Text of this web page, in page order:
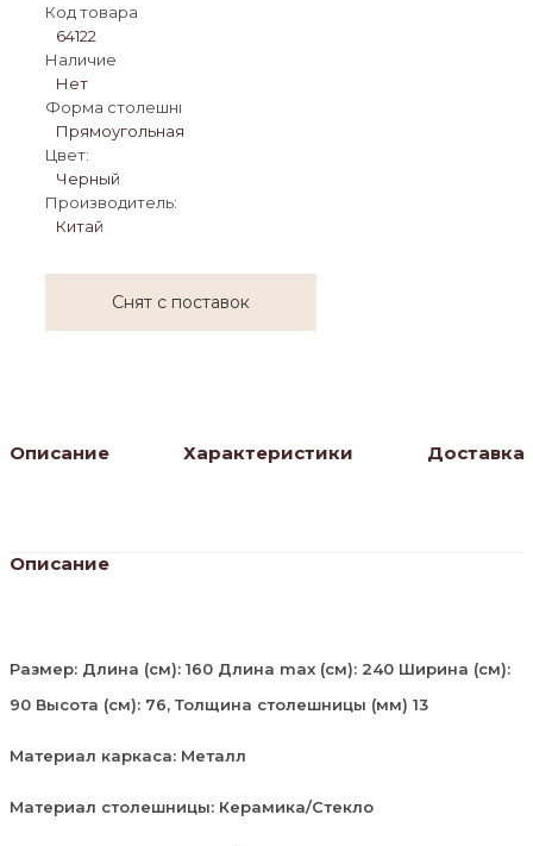
Код товара
64122
Наличие
Нет
Форма столешницы:
Прямоугольная
Цвет:
Черный
Производитель:
Китай
Снят с поставок
Описание Характеристики Доставка
Описание
Размер: Длина (см): 160 Длина max (см): 240 Ширина (см):
90 Высота (см): 76, Толщина столешницы (мм) 13
Материал каркаса: Металл
Материал столешницы: Керамика/Стекло